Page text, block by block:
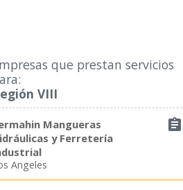
que prestan servicios
VIII

Mangueras
y Ferretería
Angeles